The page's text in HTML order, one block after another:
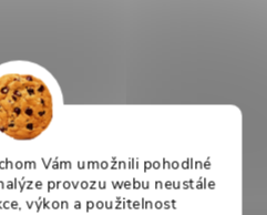
Vám umožnili pohodlné
provozu webu neustále
výkon a použitelnost